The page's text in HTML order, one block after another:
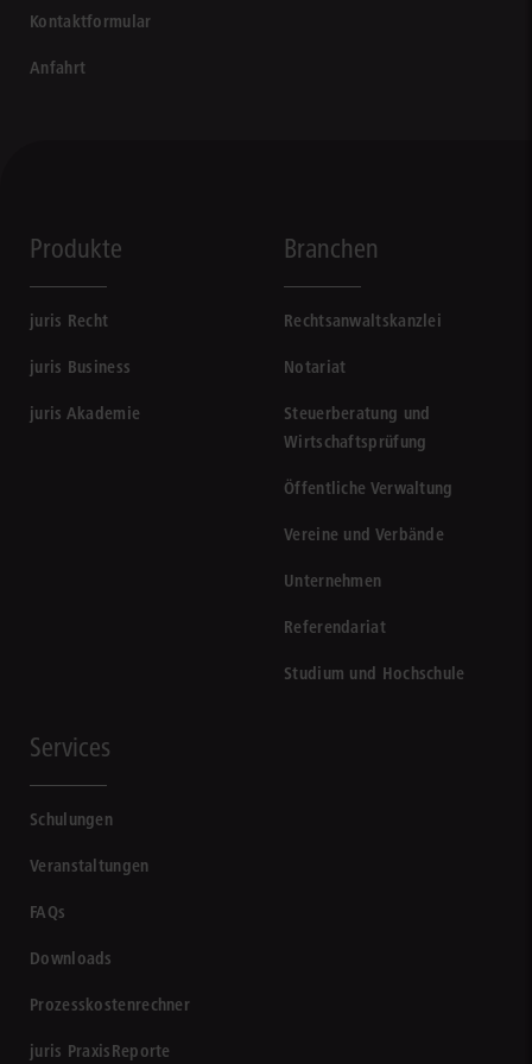
Kontaktformular
Anfahrt
Produkte
juris Recht
juris Business
juris Akademie
Branchen
Rechtsanwaltskanzlei
Notariat
Steuerberatung und
Wirtschaftsprüfung
Öffentliche Verwaltung
Vereine und Verbände
Unternehmen
Referendariat
Studium und Hochschule
Services
Schulungen
Veranstaltungen
FAQs
Downloads
Prozesskostenrechner
juris PraxisReporte